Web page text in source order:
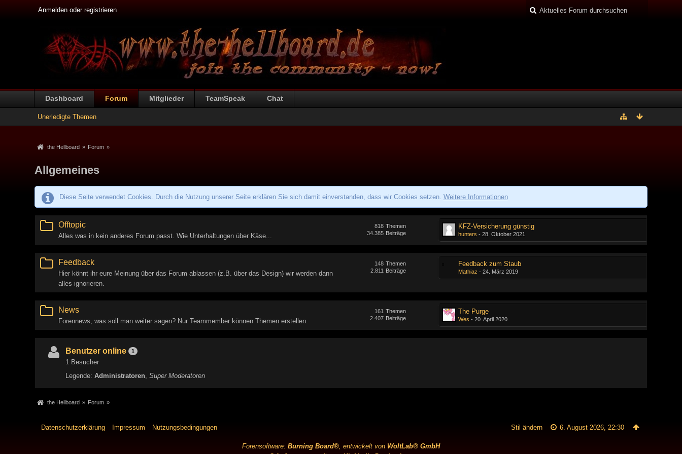
Anmelden oder registrieren
Dashboard Forum Mitglieder TeamSpeak Chat
Unerledigte Themen
the Hellboard » Forum »
Allgemeines
Diese Seite verwendet Cookies. Durch die Nutzung unserer Seite erklären Sie sich damit einverstanden, dass wir Cookies setzen. Weitere Informationen
Offtopic
Alles was in kein anderes Forum passt. Wie Unterhaltungen über Käse...
Themen
818
Beiträge
34.385
KFZ-Versicherung günstig
hunters -28. Oktober 2021
Feedback
Hier könnt ihr eure Meinung über das Forum ablassen (z.B. über das Design) wir werden dann
alles ignorieren.
Themen
148
Beiträge
2.811
Feedback zum Staub
Mathiaz -24. März 2019
News
Forennews, was soll man weiter sagen? Nur Teammember können Themen erstellen.
Themen
161
Beiträge
2.407
The Purge
Wes -20. April 2020
Benutzer online 1
1 Besucher
Legende: Administratoren Super Moderatoren
the Hellboard » Forum »
Datenschutzerklärung Impressum Nutzungsbedingungen 6. August 2026, 22:30
Stil ändern
Forensoftware: Burning Board®, entwickelt von WoltLab® GmbH